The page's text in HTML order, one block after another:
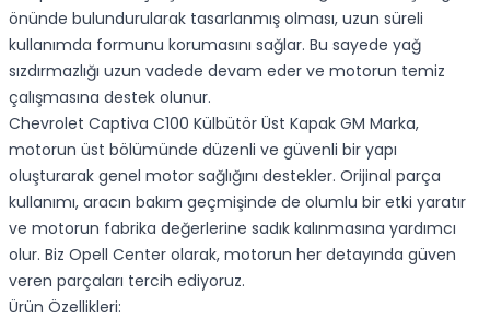
önünde bulundurularak tasarlanmış olması, uzun süreli
kullanımda formunu korumasını sağlar. Bu sayede yağ
sızdırmazlığı uzun vadede devam eder ve motorun temiz
çalışmasına destek olunur.
Chevrolet Captiva C100 Külbütör Üst Kapak GM Marka,
motorun üst bölümünde düzenli ve güvenli bir yapı
oluşturarak genel motor sağlığını destekler. Orijinal parça
kullanımı, aracın bakım geçmişinde de olumlu bir etki yaratır
ve motorun fabrika değerlerine sadık kalınmasına yardımcı
olur. Biz Opell Center olarak, motorun her detayında güven
veren parçaları tercih ediyoruz.
Ürün Özellikleri: